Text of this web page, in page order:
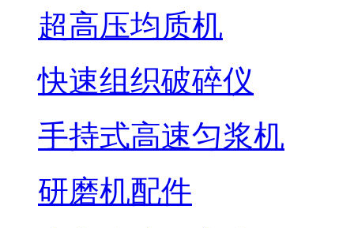
超高压均质机
快速组织破碎仪
手持式高速匀浆机
研磨机配件